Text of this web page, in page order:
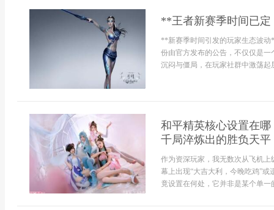
**王者新赛季时间已
**新赛季时间引发的玩家生态波
份由官方发布的公告，不仅仅是
沉闷与僵局，在玩家社群中激荡起
和平精英核心设置在
千局淬炼出的胜负天平
作为资深玩家，我无数次从飞机
幕上出现“大吉大利，今晚吃鸡”
竟设置在何处，它并非是某个单